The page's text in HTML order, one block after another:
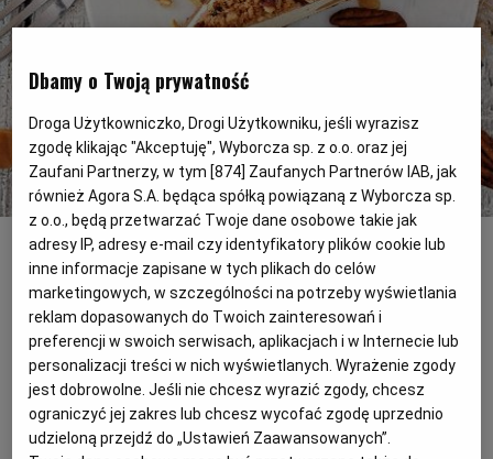
SAŁATKI
MAKARONY
DRÓB
MIĘSA
RYBY
GRILL
KUCHNIA TAJSKA
KUCHNIA GRECKA
KUCHNIA PORTUGALSKA
KUCHNIA FRANCUSKA
KUCHNIA AMERYKAŃSKA
SPRZĘT KUCHENNY
WEGE
WEGAN
BEZ GLUTENU
HISTORIE KULINARNE
FELIETONY KULINARNE
KSIĄŻKI KULINARNE
SZEF KUCHNI
SERWISY LOKALNE
BIAŁYSTOK
BIELSKO-BIAŁA
BYDGOSZCZ
CZĘSTOCHOWA
WYBORCZA.PL
MAGAZYNY
DUŻY FORMAT
WOLNA SOBOTA
WYBORCZA CLASSIC
WYBORCZA.BIZ
Sernik cynamonowy na spodzie z ciastek(shutterstock.com)
Z resztek świątecznych mazurków można
przygotować spód do sernika i... zrobić
kolejne ciasto.
Dbamy o Twoją prywatność
Droga Użytkowniczko, Drogi Użytkowniku, jeśli wyrazisz
zgodę klikając "Akceptuję", Wyborcza sp. z o.o. oraz jej
Zaufani Partnerzy, w tym [874] Zaufanych Partnerów IAB, jak
również Agora S.A. będąca spółką powiązaną z Wyborcza sp.
z o.o., będą przetwarzać Twoje dane osobowe takie jak
adresy IP, adresy e-mail czy identyfikatory plików cookie lub
inne informacje zapisane w tych plikach do celów
marketingowych, w szczególności na potrzeby wyświetlania
reklam dopasowanych do Twoich zainteresowań i
preferencji w swoich serwisach, aplikacjach i w Internecie lub
personalizacji treści w nich wyświetlanych. Wyrażenie zgody
jest dobrowolne. Jeśli nie chcesz wyrazić zgody, chcesz
ograniczyć jej zakres lub chcesz wycofać zgodę uprzednio
udzieloną przejdź do „Ustawień Zaawansowanych”.